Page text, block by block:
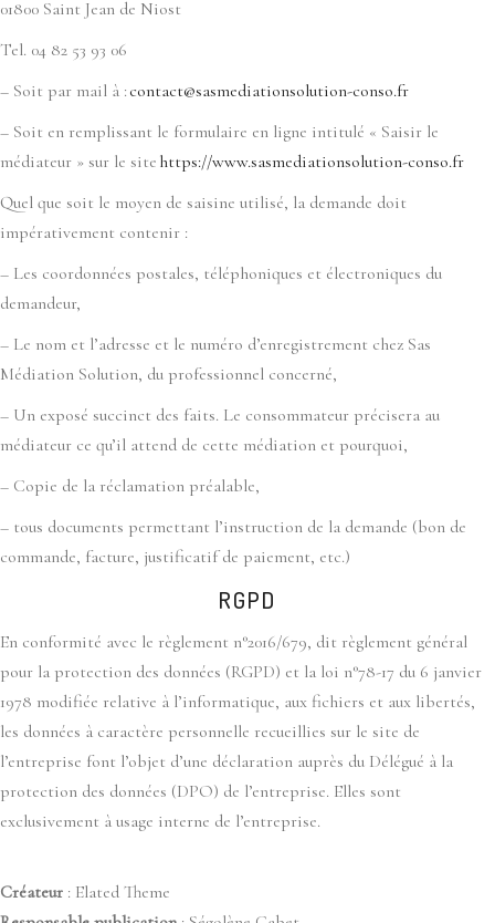
01800 Saint Jean de Niost
Tel. 04 82 53 93 06
– Soit par mail à : contact@sasmediationsolution-conso.fr
– Soit en remplissant le formulaire en ligne intitulé « Saisir le
médiateur » sur le site https://www.sasmediationsolution-conso.fr
Quel que soit le moyen de saisine utilisé, la demande doit
impérativement contenir :
– Les coordonnées postales, téléphoniques et électroniques du
demandeur,
– Le nom et l’adresse et le numéro d’enregistrement chez Sas
Médiation Solution, du professionnel concerné,
– Un exposé succinct des faits. Le consommateur précisera au
médiateur ce qu’il attend de cette médiation et pourquoi,
– Copie de la réclamation préalable,
– tous documents permettant l’instruction de la demande (bon de
commande, facture, justificatif de paiement, etc.)
RGPD
En conformité avec le règlement n°2016/679, dit règlement général
pour la protection des données (RGPD) et la loi n°78-17 du 6 janvier
1978 modifiée relative à l’informatique, aux fichiers et aux libertés,
les données à caractère personnelle recueillies sur le site de
l’entreprise font l’objet d’une déclaration auprès du Délégué à la
protection des données (DPO) de l’entreprise. Elles sont
exclusivement à usage interne de l’entreprise.
Créateur : Elated Theme